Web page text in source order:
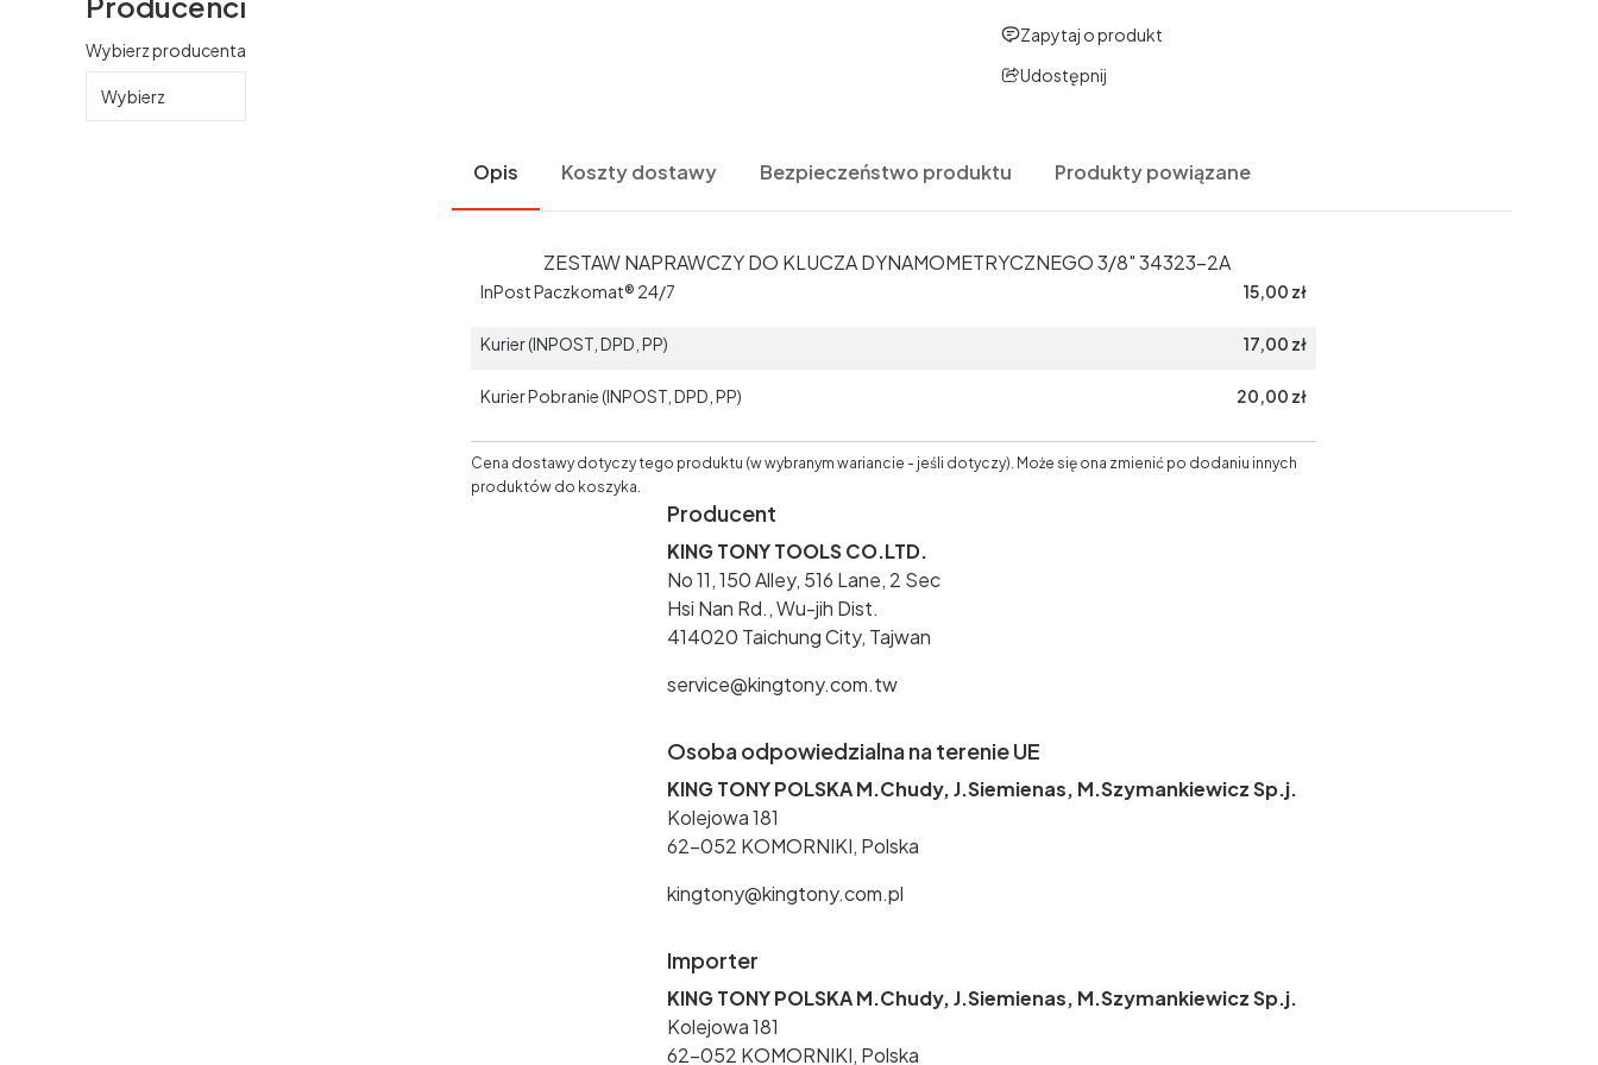
Wybierz producenta
Wybierz
Zapytaj o produkt
Udostępnij
Opis Koszty dostawy Bezpieczeństwo produktu Produkty powiązane
ZESTAW NAPRAWCZY DO KLUCZA DYNAMOMETRYCZNEGO 3/8" 34323-2A
InPost Paczkomat® 24/7 15,00 zł
Kurier (INPOST, DPD, PP) 17,00 zł
Kurier Pobranie (INPOST, DPD, PP) 20,00 zł
Cena dostawy dotyczy tego produktu (w wybranym wariancie - jeśli dotyczy). Może się ona zmienić po dodaniu innych
produktów do koszyka.
Producent
KING TONY TOOLS CO.LTD.
No 11, 150 Alley, 516 Lane, 2 Sec
Hsi Nan Rd., Wu-jih Dist.
414020 Taichung City, Tajwan
service@kingtony.com.tw
Osoba odpowiedzialna na terenie UE
KING TONY POLSKA M.Chudy, J.Siemienas, M.Szymankiewicz Sp.j.
Kolejowa 181
62-052 KOMORNIKI, Polska
kingtony@kingtony.com.pl
Importer
KING TONY POLSKA M.Chudy, J.Siemienas, M.Szymankiewicz Sp.j.
Kolejowa 181
62-052 KOMORNIKI, Polska